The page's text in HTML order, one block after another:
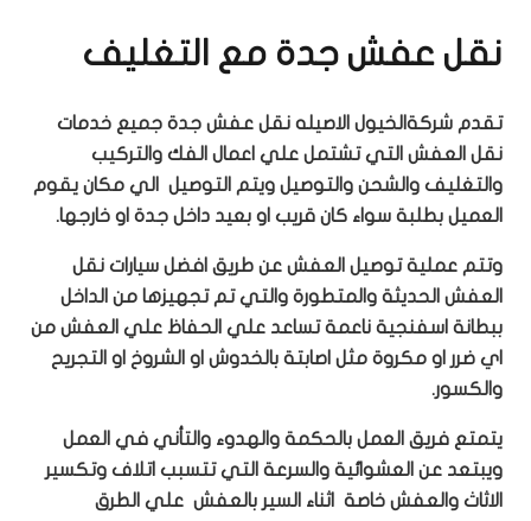
نقل عفش جدة مع التغليف
تقدم شركةالخيول الاصيله نقل عفش جدة جميع خدمات
نقل العفش التي تشتمل علي اعمال الفك والتركيب
والتغليف والشحن والتوصيل ويتم التوصيل الي مكان يقوم
العميل بطلبة سواء كان قريب او بعيد داخل جدة او خارجها.
وتتم عملية توصيل العفش عن طريق افضل سيارات نقل
العفش الحديثة والمتطورة والتي تم تجهيزها من الداخل
ببطانة اسفنجية ناعمة تساعد علي الحفاظ علي العفش من
اي ضرر او مكروة مثل اصابتة بالخدوش او الشروخ او التجريح
والكسور.
يتمتع فريق العمل بالحكمة والهدوء والتأني في العمل
ويبتعد عن العشوائية والسرعة التي تتسبب اتلاف وتكسير
الاثاث والعفش خاصة اثناء السير بالعفش علي الطرق